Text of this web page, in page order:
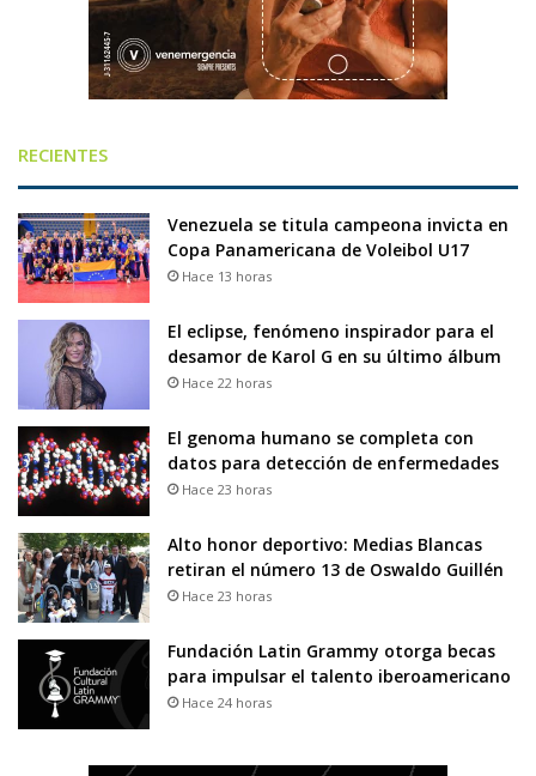
RECIENTES
Venezuela se titula campeona invicta en
Copa Panamericana de Voleibol U17
Hace 13 horas
El eclipse, fenómeno inspirador para el
desamor de Karol G en su último álbum
Hace 22 horas
El genoma humano se completa con
datos para detección de enfermedades
Hace 23 horas
Alto honor deportivo: Medias Blancas
retiran el número 13 de Oswaldo Guillén
Hace 23 horas
Fundación Latin Grammy otorga becas
para impulsar el talento iberoamericano
Hace 24 horas